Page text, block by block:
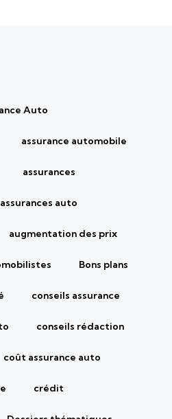
Auto
assurance automobile
assurances
assurances auto
augmentation des prix
Bons plans
conseils assurance
conseils rédaction
coût assurance auto
crédit